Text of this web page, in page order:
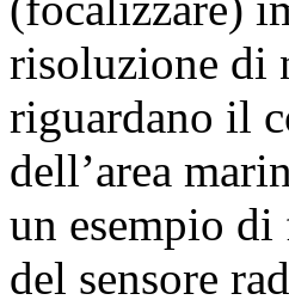
risoluzione di
riguardano il
dell’area
un esempio
del sensore